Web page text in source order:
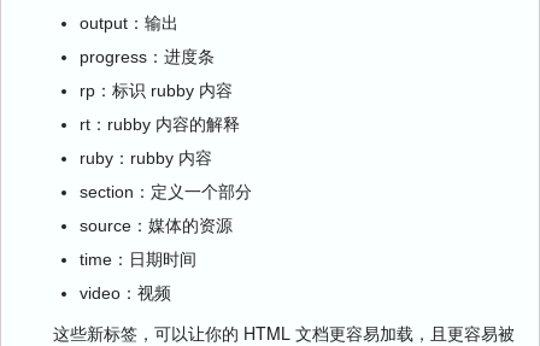
output：输出
progress：进度条
rp：标识 rubby 内容
rt：rubby 内容的解释
ruby：rubby 内容
section：定义一个部分
source：媒体的资源
time：日期时间
video：视频
这些新标签，可以让你的 HTML 文档更容易加载，且更容易被